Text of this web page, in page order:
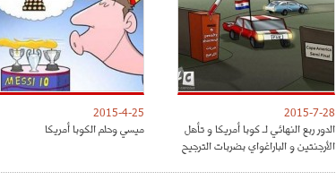
2015-7-28
الدور ربع النهائي لـ كوبا أمريكا و تأهل
الأرجنتين و الباراغواي بضربات الترجيح
2015-4-25
ميسي وحلم الكوبا أمريكا